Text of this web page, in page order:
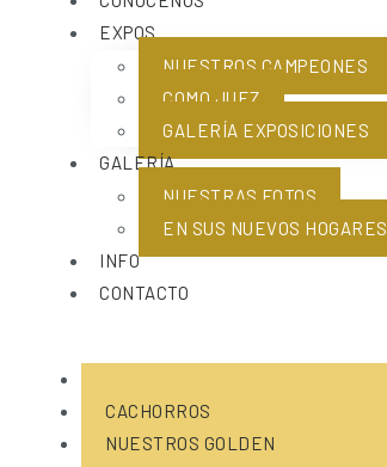
EXPOS
NUESTROS CAMPEONES
COMO JUEZ
GALERÍA EXPOSICIONES
GALERÍA
NUESTRAS FOTOS
EN SUS NUEVOS HOGARES
INFO
CONTACTO
CACHORROS
NUESTROS GOLDEN